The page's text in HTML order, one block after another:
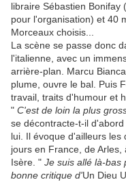
libraire Sébastien Bonifay
pour l'organisation) et 40
Morceaux choisis...
La scène se passe donc
l'italienne, avec un
arrière-plan. Marcu
plume, ouvre le bal. Puis
travail, traits d'humour et
" C'est de loin la plus
se décontracte-t-il
lui. Il évoque d'ailleurs
jours en France, de
Isère. " Je suis allé là-bas
bonne critique d'Un Dieu